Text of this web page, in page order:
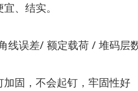
、结实。
线误差/ 额定载荷 / 堆码层
固，不会起钉，牢固性好